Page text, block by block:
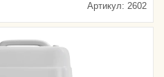
Артикул: 2602